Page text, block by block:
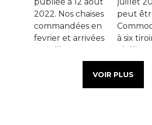
VOIR PLUS